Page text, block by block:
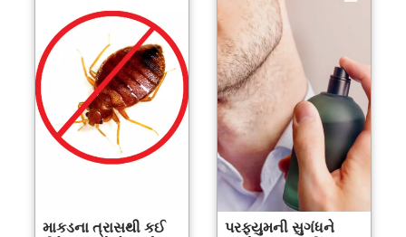
માકડના ત્રાસથી કઈ
પરફ્યુમની સુગંધને